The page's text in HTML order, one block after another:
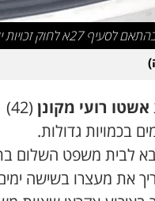
לחוק זכויות יוצרים
אשטו רועי מקונן
(42)
בכמויות גדולות.
לבית משפט השלום
את מעצרו בשישה